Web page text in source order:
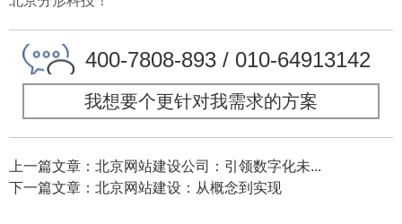
400-7808-893 / 010-64913142
我想要个更针对我需求的方案
上一篇文章：北京网站建设公司：引领数字化未...
下一篇文章：北京网站建设：从概念到实现